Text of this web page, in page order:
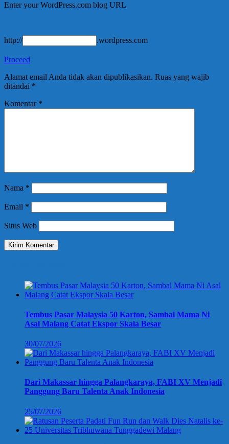
Enter your WordPress.com blog URL
http:// .wordpress.com
Proceed
Alamat email Anda tidak akan dipublikasikan. Ruas yang wajib
ditandai *
Komentar *
Nama *
Email *
Situs Web
Tembus Pasar Malaysia 50 Karton, Sambal Mama Ni
Asal Malang Catat Ekspor Skala Besar
30/07/2026
Dari Makassar hingga Palangkaraya, FABI XV Menjadi
Panggung Baru Talenta Anak Indonesia
25/07/2026